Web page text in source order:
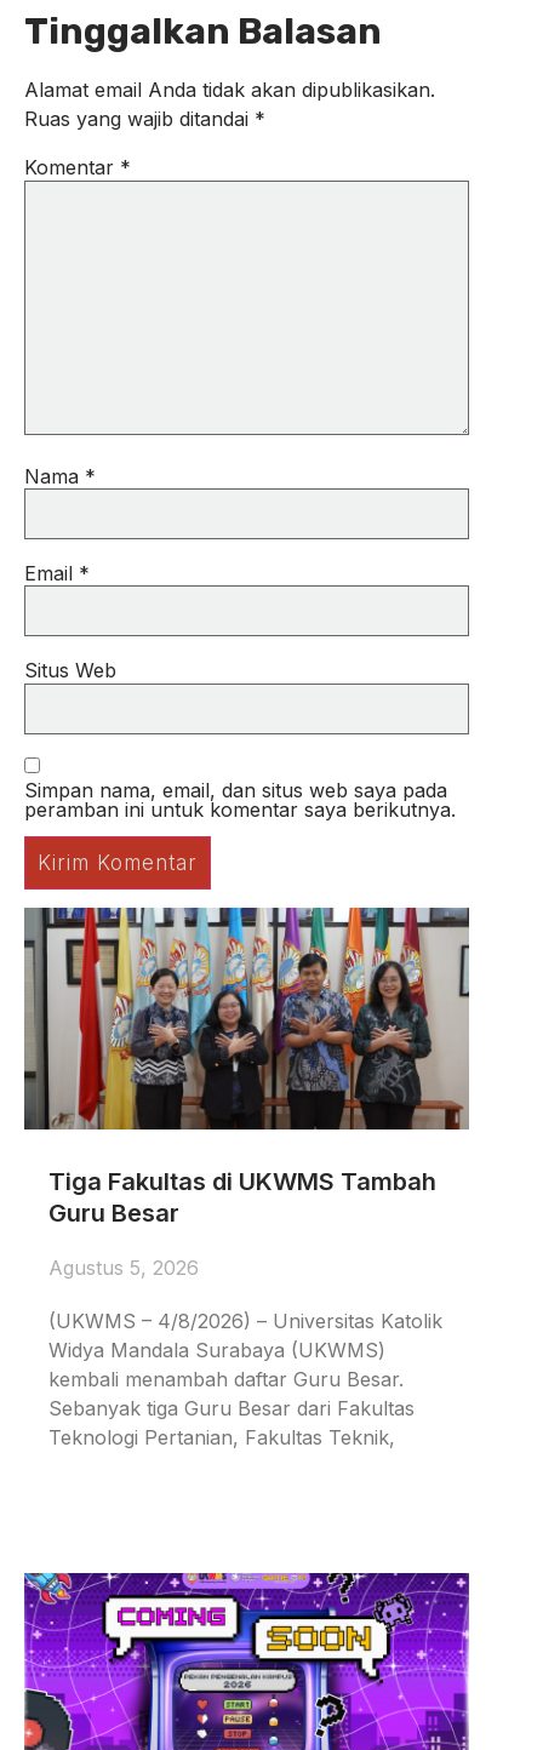
Tinggalkan Balasan
Alamat email Anda tidak akan dipublikasikan.
Ruas yang wajib ditandai *
Komentar *
Nama *
Email *
Situs Web
Simpan nama, email, dan situs web saya pada
peramban ini untuk komentar saya berikutnya.
Tiga Fakultas di UKWMS Tambah
Guru Besar
Agustus 5, 2026
(UKWMS – 4/8/2026) – Universitas Katolik
Widya Mandala Surabaya (UKWMS)
kembali menambah daftar Guru Besar.
Sebanyak tiga Guru Besar dari Fakultas
Teknologi Pertanian, Fakultas Teknik,